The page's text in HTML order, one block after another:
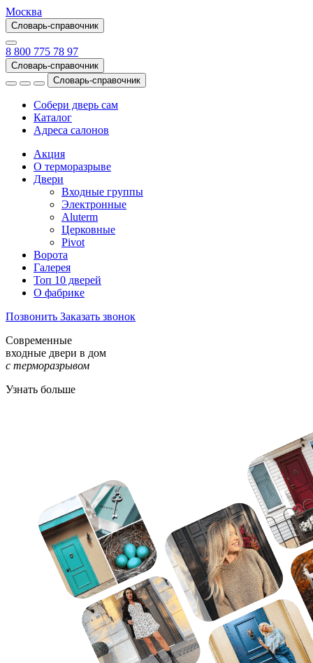
Москва
Словарь-справочник
8 800 775 78 97
Словарь-справочник
Словарь-справочник
Собери дверь сам
Каталог
Адреса салонов
Акция
О терморазрыве
Двери
Входные группы
Электронные
Aluterm
Церковные
Pivot
Ворота
Галерея
Топ 10 дверей
О фабрике
Позвонить Заказать звонок
Современные
входные двери в дом
с терморазрывом
Узнать больше